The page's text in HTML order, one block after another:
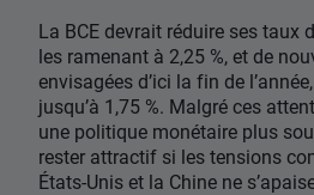
La BCE devrait réduire ses taux
les ramenant à 2,25 %, et de
envisagées d’ici la fin de
jusqu’à 1,75 %. Malgré ces
une politique monétaire plus
rester attractif si les tensions
États-Unis et la Chine ne